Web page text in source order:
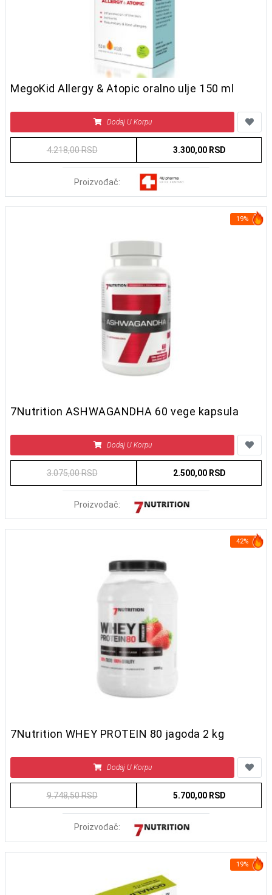
MegoKid Allergy & Atopic oralno ulje 150 ml
Dodaj U Korpu
4.218,00 RSD 3.300,00 RSD
Proizvođač:
19%
7Nutrition ASHWAGANDHA 60 vege kapsula
Dodaj U Korpu
3.075,00 RSD 2.500,00 RSD
Proizvođač:
42%
7Nutrition WHEY PROTEIN 80 jagoda 2 kg
Dodaj U Korpu
9.748,50 RSD 5.700,00 RSD
Proizvođač:
19%